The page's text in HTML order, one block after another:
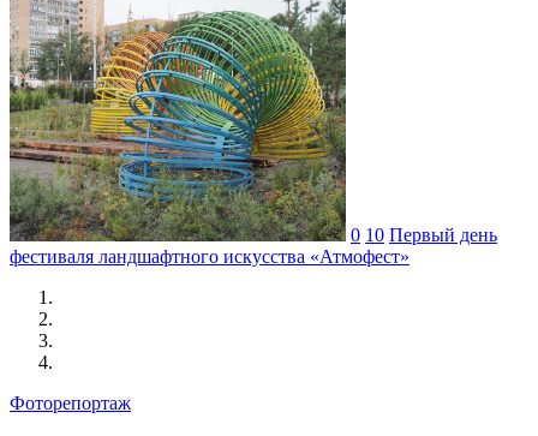
0 10 Первый день
фестиваля ландшафтного искусства «Атмофест»
Фоторепортаж